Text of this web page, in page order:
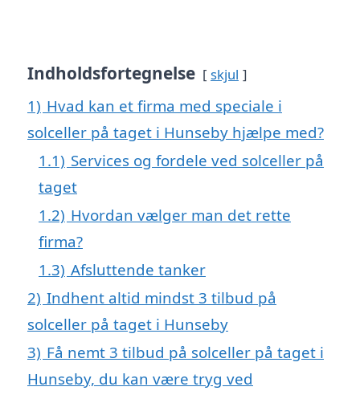
Indholdsfortegnelse skjul
1) Hvad kan et firma med speciale i
solceller på taget i Hunseby hjælpe med?
1.1) Services og fordele ved solceller på
taget
1.2) Hvordan vælger man det rette
firma?
1.3) Afsluttende tanker
2) Indhent altid mindst 3 tilbud på
solceller på taget i Hunseby
3) Få nemt 3 tilbud på solceller på taget i
Hunseby, du kan være tryg ved